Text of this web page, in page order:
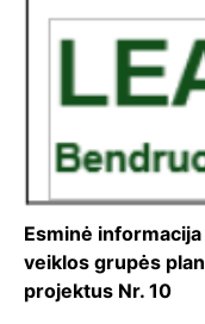
Esminė
veiklos grupės
projektus Nr. 10